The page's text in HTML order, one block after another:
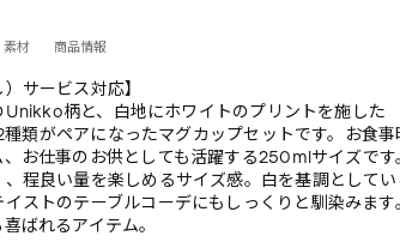
）サービス対応】
Unikko柄と、白地にホワイトのプリントを施した
類がペアになったマグカップセットです。お食事
、お仕事のお供としても活躍する250mlサイズです
、程良い量を楽しめるサイズ感。白を基調としてい
イストのテーブルコーデにもしっくりと馴染みます
ばれるアイテム。
素材 商品情報